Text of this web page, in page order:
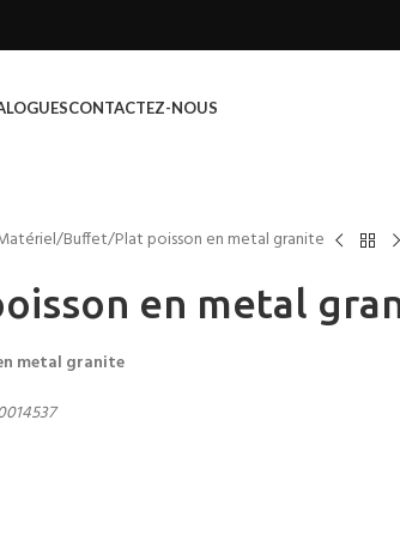
CONTACTEZ-NOUS
Buffet Plat poisson en metal granite
en metal
metal granite